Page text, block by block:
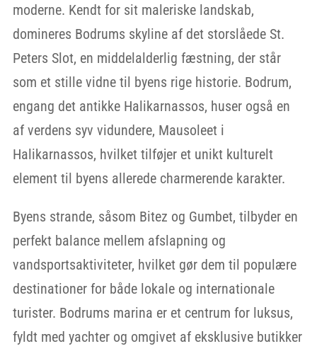
moderne. Kendt for sit maleriske landskab,
domineres Bodrums skyline af det storslåede St.
Peters Slot, en middelalderlig fæstning, der står
som et stille vidne til byens rige historie. Bodrum,
engang det antikke Halikarnassos, huser også en
af verdens syv vidundere, Mausoleet i
Halikarnassos, hvilket tilføjer et unikt kulturelt
element til byens allerede charmerende karakter.
Byens strande, såsom Bitez og Gumbet, tilbyder en
perfekt balance mellem afslapning og
vandsportsaktiviteter, hvilket gør dem til populære
destinationer for både lokale og internationale
turister. Bodrums marina er et centrum for luksus,
fyldt med yachter og omgivet af eksklusive butikker